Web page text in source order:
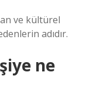
ve kültürel
adıdır.
ne